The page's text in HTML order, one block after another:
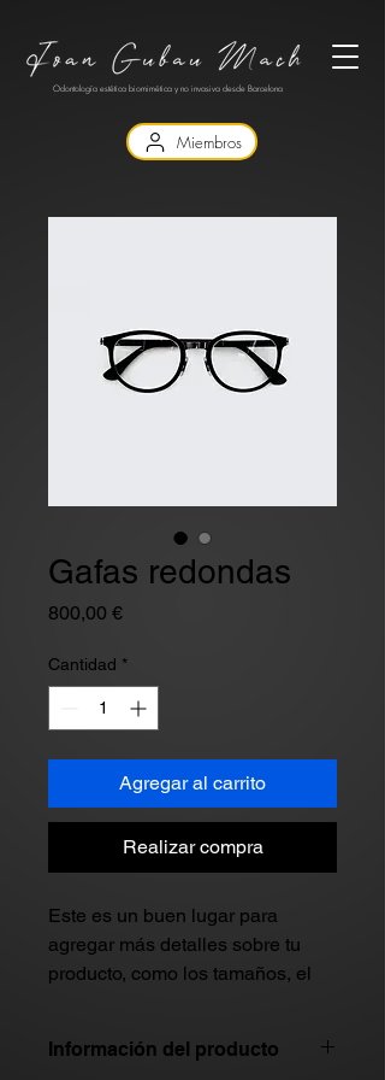
Odontología estética biomimética y no invasiva desde Barcelona
Miembros
Gafas redondas
800,00 €Precio
Cantidad *
Agregar al carrito
Realizar compra
Este es un buen lugar para
agregar más detalles sobre tu
producto, como los tamaños, el
Información del producto